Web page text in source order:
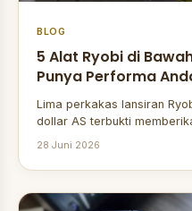
BLOG
5 Alat Ryobi di
Punya Performa
Lima perkakas lansiran
dollar AS terbukti
28 Juni 2026